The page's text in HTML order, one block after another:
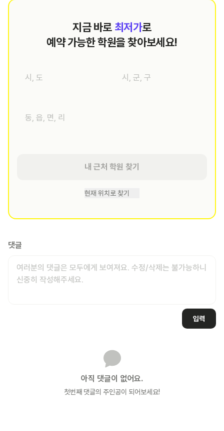
지금 바로 최저가로
예약 가능한 학원을 찾아보세요!
내 근처 학원 찾기
현재 위치로 찾기
댓글
입력
아직 댓글이 없어요.
첫번째 댓글의 주인공이 되어보세요!